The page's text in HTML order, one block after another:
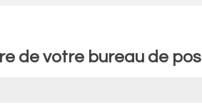
de votre bureau de